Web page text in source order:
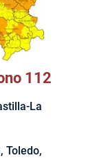
112
La
Toledo,